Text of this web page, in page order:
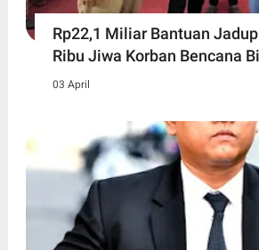
Rp22,1 Miliar Bantuan
Ribu Jiwa Korban Bencana
03 April